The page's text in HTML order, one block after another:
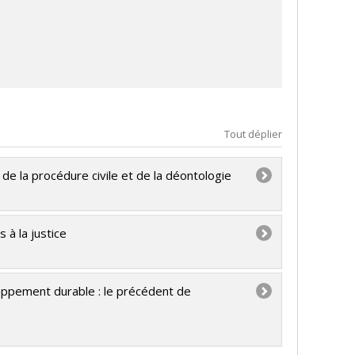
Tout déplier
la procédure civile et de la déontologie
à la justice
durable : le précédent de